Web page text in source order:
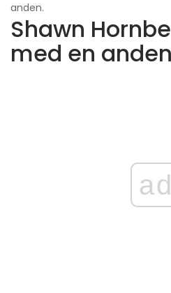
anden.
Shawn
med en
ad